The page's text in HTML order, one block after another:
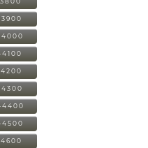
4000
4300
4400
4500